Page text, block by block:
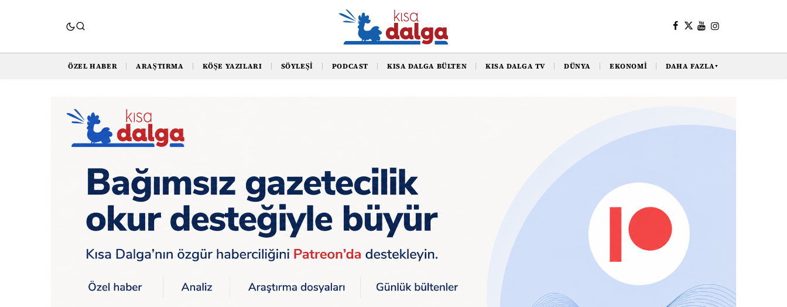
ÖZEL HABER ARAŞTIRMA KÖŞE YAZILARI SÖYLEŞI PODCAST KISA DALGA BÜLTEN KISA DALGA TV DÜNYA EKONOMI DAHA FAZLA▼